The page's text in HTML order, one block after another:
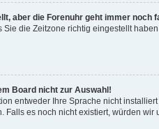
aber die Forenuhr geht immer noch
die Zeitzone richtig eingestellt
Board nicht zur Auswahl!
entweder Ihre Sprache nicht
Falls es noch nicht existiert, würden